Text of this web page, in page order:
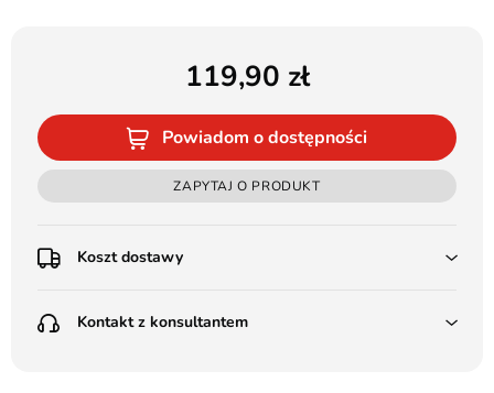
119,90
Powiadom o dostępności
ZAPYTAJ O PRODUKT
Koszt dostawy
Poczta Polska Kurier 48H - 11 zł
Kontakt z konsultantem